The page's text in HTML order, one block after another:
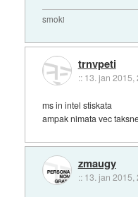
smoki
trnvpeti
:: 13. jan 2015,
ms in intel stiskata
ampak nimata vec
zmaugy
:: 13. jan 2015,